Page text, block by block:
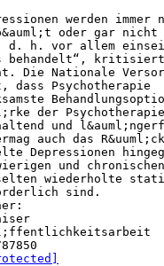
werden immer
oder gar nicht
d. h. vor allem
behandelt“,
Die Nationale
dass Psychotherapie
der Psychotherapie
und
auch das
Depressionen
und chronischen
wiederholte
sind.